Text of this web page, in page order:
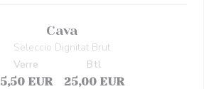
Cava
Seleccio Dignitat Brut
5,50 EUR
Verre
25,00 EUR
Btl